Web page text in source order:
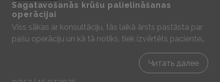
Sagatavošanās krūšu palielināšanas
operācijai
Viss sākas ar konsultāciju, tās laikā ārsts pastāsta par
pašu operāciju un kā tā notiks, tiek izvērtēts pacientes
veselības stāvoklis un tālākas rekomendācijas kā arī
nozīmētas analīzes kuras nepieciešams veikt. Ir
iespējams ievietot implantu gan virs gan zem
Читать далее